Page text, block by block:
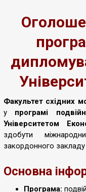
Факультет східних
у програмі
Університетом
здобути
закордонного закладу
Основна
Програма: